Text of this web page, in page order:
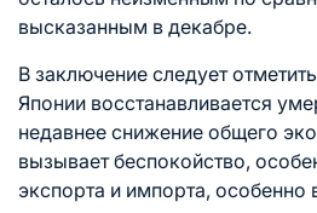
высказанным в декабре.
В заключение следует
Японии восстанавливается
недавнее снижение общего
вызывает беспокойство,
экспорта и импорта,